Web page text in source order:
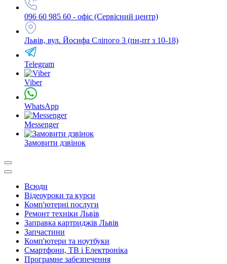
096 60 985 60 - офіс (Сервісний центр)
Львів, вул. Йосифа Сліпого 3 (пн-пт з 10-18)
Telegram
Viber
WhatsApp
Messenger
Замовити дзвінок
Всюди
Відеоуроки та курси
Комп'ютерні послуги
Ремонт техніки Львів
Заправка картриджів Львів
Запчастини
Комп'ютери та ноутбуки
Смартфони, ТВ і Електроніка
Програмне забезпечення